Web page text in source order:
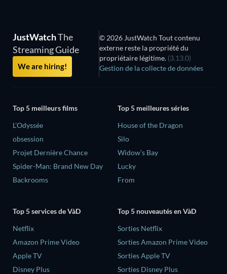
JustWatchThe
Streaming Guide
We are hiring!
© 2026 JustWatch Tout contenu
externe reste la propriété du
propriétaire légitime. (3.13.0)
Gestion de la collecte de données
Top 5 meilleurs films
L'Odyssée
obsession
Projet Dernière Chance
Spider-Man: Brand New Day
Backrooms
Top 5 meilleures séries
House of the Dragon
Silo
Widow’s Bay
Lucky
From
Top 5 services de VàD
Netflix
Amazon Prime Video
Apple TV
Disney Plus
Top 5 nouveautés en VàD
Sorties Netflix
Sorties Amazon Prime Video
Sorties Apple TV
Sorties Disney Plus